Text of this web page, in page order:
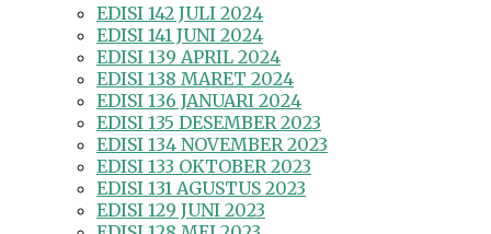
EDISI 142 JULI 2024
EDISI 141 JUNI 2024
EDISI 139 APRIL 2024
EDISI 138 MARET 2024
EDISI 136 JANUARI 2024
EDISI 135 DESEMBER 2023
EDISI 134 NOVEMBER 2023
EDISI 133 OKTOBER 2023
EDISI 131 AGUSTUS 2023
EDISI 129 JUNI 2023